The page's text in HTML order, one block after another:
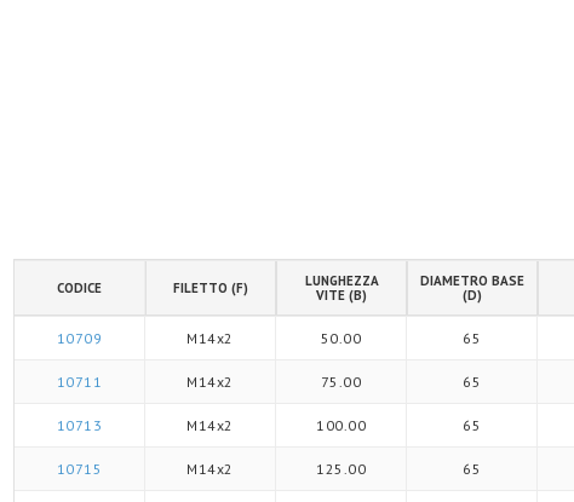
CODICE FILETTO (F)
LUNGHEZZA
VITE (B)
DIAMETRO BASE
(D)
10709 M14x2 50.00 65
10711 M14x2 75.00 65
10713 M14x2 100.00 65
10715 M14x2 125.00 65